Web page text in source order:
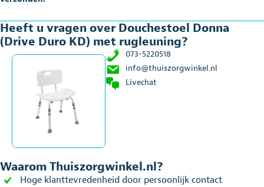
Heeft u vragen over Douchestoel Donna
(Drive Duro KD) met rugleuning?
073-5220518
info@thuiszorgwinkel.nl
Livechat
Waarom Thuiszorgwinkel.nl?
Hoge klanttevredenheid door persoonlijk contact